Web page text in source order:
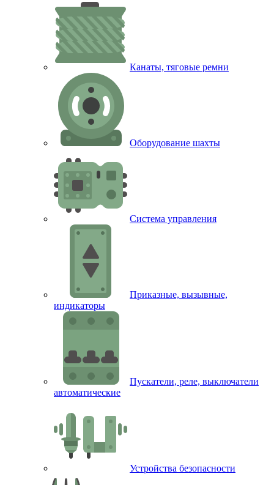
Канаты, тяговые ремни
Оборудование шахты
Система управления
Приказные, вызывные,
индикаторы
Пускатели, реле, выключатели
автоматические
Устройства безопасности